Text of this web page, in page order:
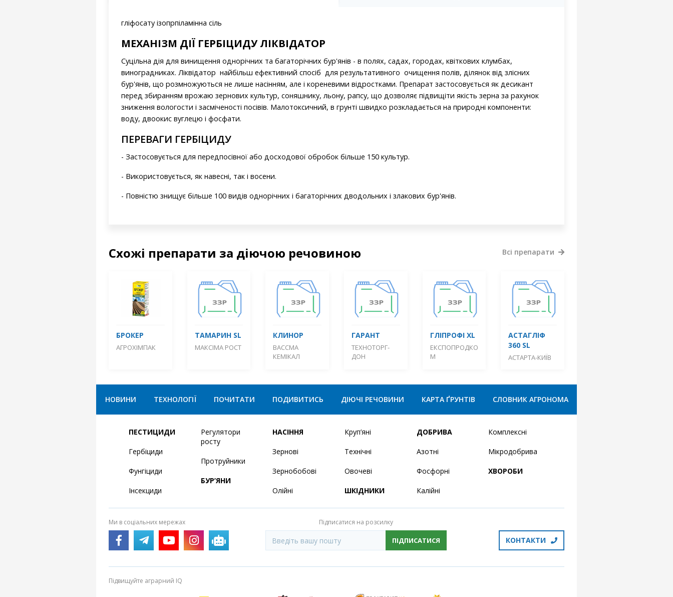
гліфосату ізопрпіламінна сіль
МЕХАНІЗМ ДІЇ ГЕРБІЦИДУ ЛІКВІДАТОР
Суцільна дія для винищення однорічних та багаторічних бур'янів - в полях, садах, городах, квіткових клумбах,
виноградниках. Ліквідатор найбільш ефективний спосіб для результативного очищення полів, ділянок від злісних
бур'янів, що розмножуються не лише насінням, але і кореневими відростками. Препарат застосовується як десикант
перед збиранням врожаю зернових культур, соняшнику, льону, рапсу, що дозволяє підвищіти якість зерна за рахунок
зниження вологости і засміченості посівів. Малотоксичний, в грунті швидко розкладається на природні компоненти:
воду, двоокис вуглецю і фосфати.
ПЕРЕВАГИ ГЕРБІЦИДУ
- Застосовується для передпосівної або досходової обробок більше 150 культур.
- Використовується, як навесні, так і восени.
- Повністю знищує більше 100 видів однорічних і багаторічних дводольних і злакових бур'янів.
Схожі препарати за діючою речовиною
БРОКЕР
АГРОХІМПАК
ТАМАРИН SL
МАКСІМА РОСТ
КЛИНОР
ВАССМА
КЕМІКАЛ
ГАРАНТ
ТЕХНОТОРГ-
ДОН
ГЛІПРОФІ XL
ЕКСПОПРОДКО
М
АСТАГЛІФ
360 SL
АСТАРТА-КИЇВ
Всі препарати
НОВИНИ ТЕХНОЛОГІЇ ПОЧИТАТИ ПОДИВИТИСЬ ДІЮЧІ РЕЧОВИНИ КАРТА ҐРУНТІВ СЛОВНИК АГРОНОМА
ПЕСТИЦИДИ
Гербіциди
Фунгіциди
Інсекциди
Регулятори
росту
Протруйники
БУР’ЯНИ
НАСІННЯ
Зернові
Зернобобові
Олійні
Круп’яні
Технічні
Овочеві
ШКІДНИКИ
ДОБРИВА
Азотні
Фосфорні
Калійні
Комплексні
Мікродобрива
ХВОРОБИ
Ми в соціальних мережах Підписатися на розсилку
ПІДПИСАТИСЯ КОНТАКТИ
Підвищуйте аграрний IQ